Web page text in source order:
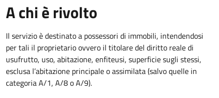
A chi è rivolto
Il servizio è destinato a possessori di immobili, intendendosi
per tali il proprietario ovvero il titolare del diritto reale di
usufrutto, uso, abitazione, enfiteusi, superficie sugli stessi,
esclusa l’abitazione principale o assimilata (salvo quelle in
categoria A/1, A/8 o A/9).